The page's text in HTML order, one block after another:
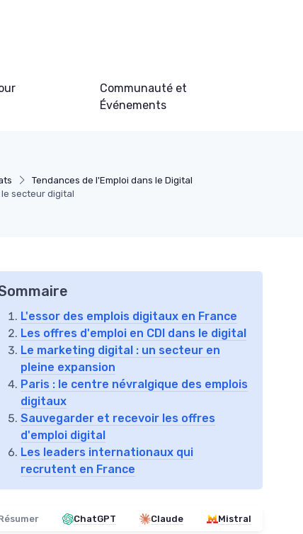
Communauté et
Événements
Tendances de l'Emploi dans le Digital
secteur digital
L'essor des emplois digitaux en France
Les offres d'emploi en CDI dans le digital
Le marketing digital : un secteur en
pleine expansion
Paris : le centre névralgique des emplois
digitaux
Sauvegarder et recevoir les offres
d'emploi digital
Les leaders internationaux qui
recrutent en France
ChatGPT Claude Mistral